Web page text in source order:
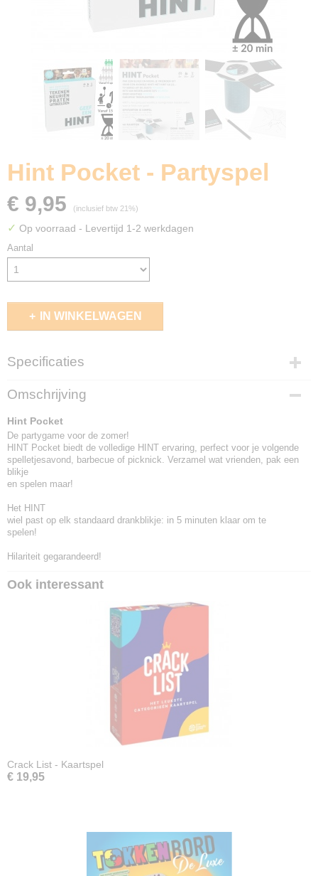
Hint Pocket - Partyspel
€ 9,95 (inclusief btw 21%)
✓ Op voorraad - Levertijd 1-2 werkdagen
Aantal
IN WINKELWAGEN
Specificaties
EAN code
5704339005174
Omschrijving
Hint Pocket
De partygame voor de zomer!
HINT Pocket biedt de volledige HINT ervaring, perfect voor je volgende
spelletjesavond, barbecue of picknick. Verzamel wat vrienden, pak een
blikje
en spelen maar!
Het HINT
wiel past op elk standaard drankblikje: in 5 minuten klaar om te
spelen!
Hilariteit gegarandeerd!
Ook interessant
Crack List - Kaartspel
€ 19,95